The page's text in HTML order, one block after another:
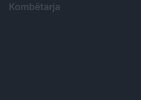
Kombëtarja